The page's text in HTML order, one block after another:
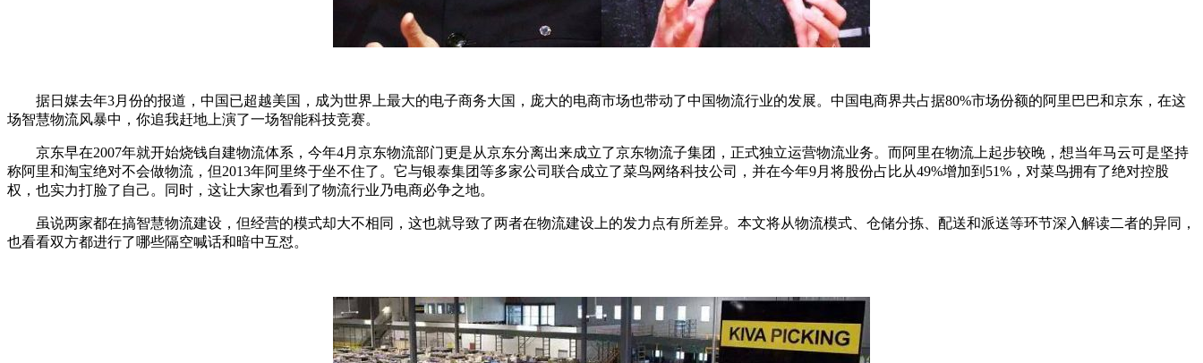
据日媒去年3月份的报道，中国已超越美国，成为世界上最大的电子商务大国，庞大的电商市场也带动了中国物流行业的发展。中国电商界共占据80%市场份额的阿里巴巴和京东，在这
场智慧物流风暴中，你追我赶地上演了一场智能科技竞赛。
京东早在2007年就开始烧钱自建物流体系，今年4月京东物流部门更是从京东分离出来成立了京东物流子集团，正式独立运营物流业务。而阿里在物流上起步较晚，想当年马云可是坚持
称阿里和淘宝绝对不会做物流，但2013年阿里终于坐不住了。它与银泰集团等多家公司联合成立了菜鸟网络科技公司，并在今年9月将股份占比从49%增加到51%，对菜鸟拥有了绝对控股
权，也实力打脸了自己。同时，这让大家也看到了物流行业乃电商必争之地。
虽说两家都在搞智慧物流建设，但经营的模式却大不相同，这也就导致了两者在物流建设上的发力点有所差异。本文将从物流模式、仓储分拣、配送和派送等环节深入解读二者的异同，
也看看双方都进行了哪些隔空喊话和暗中互怼。